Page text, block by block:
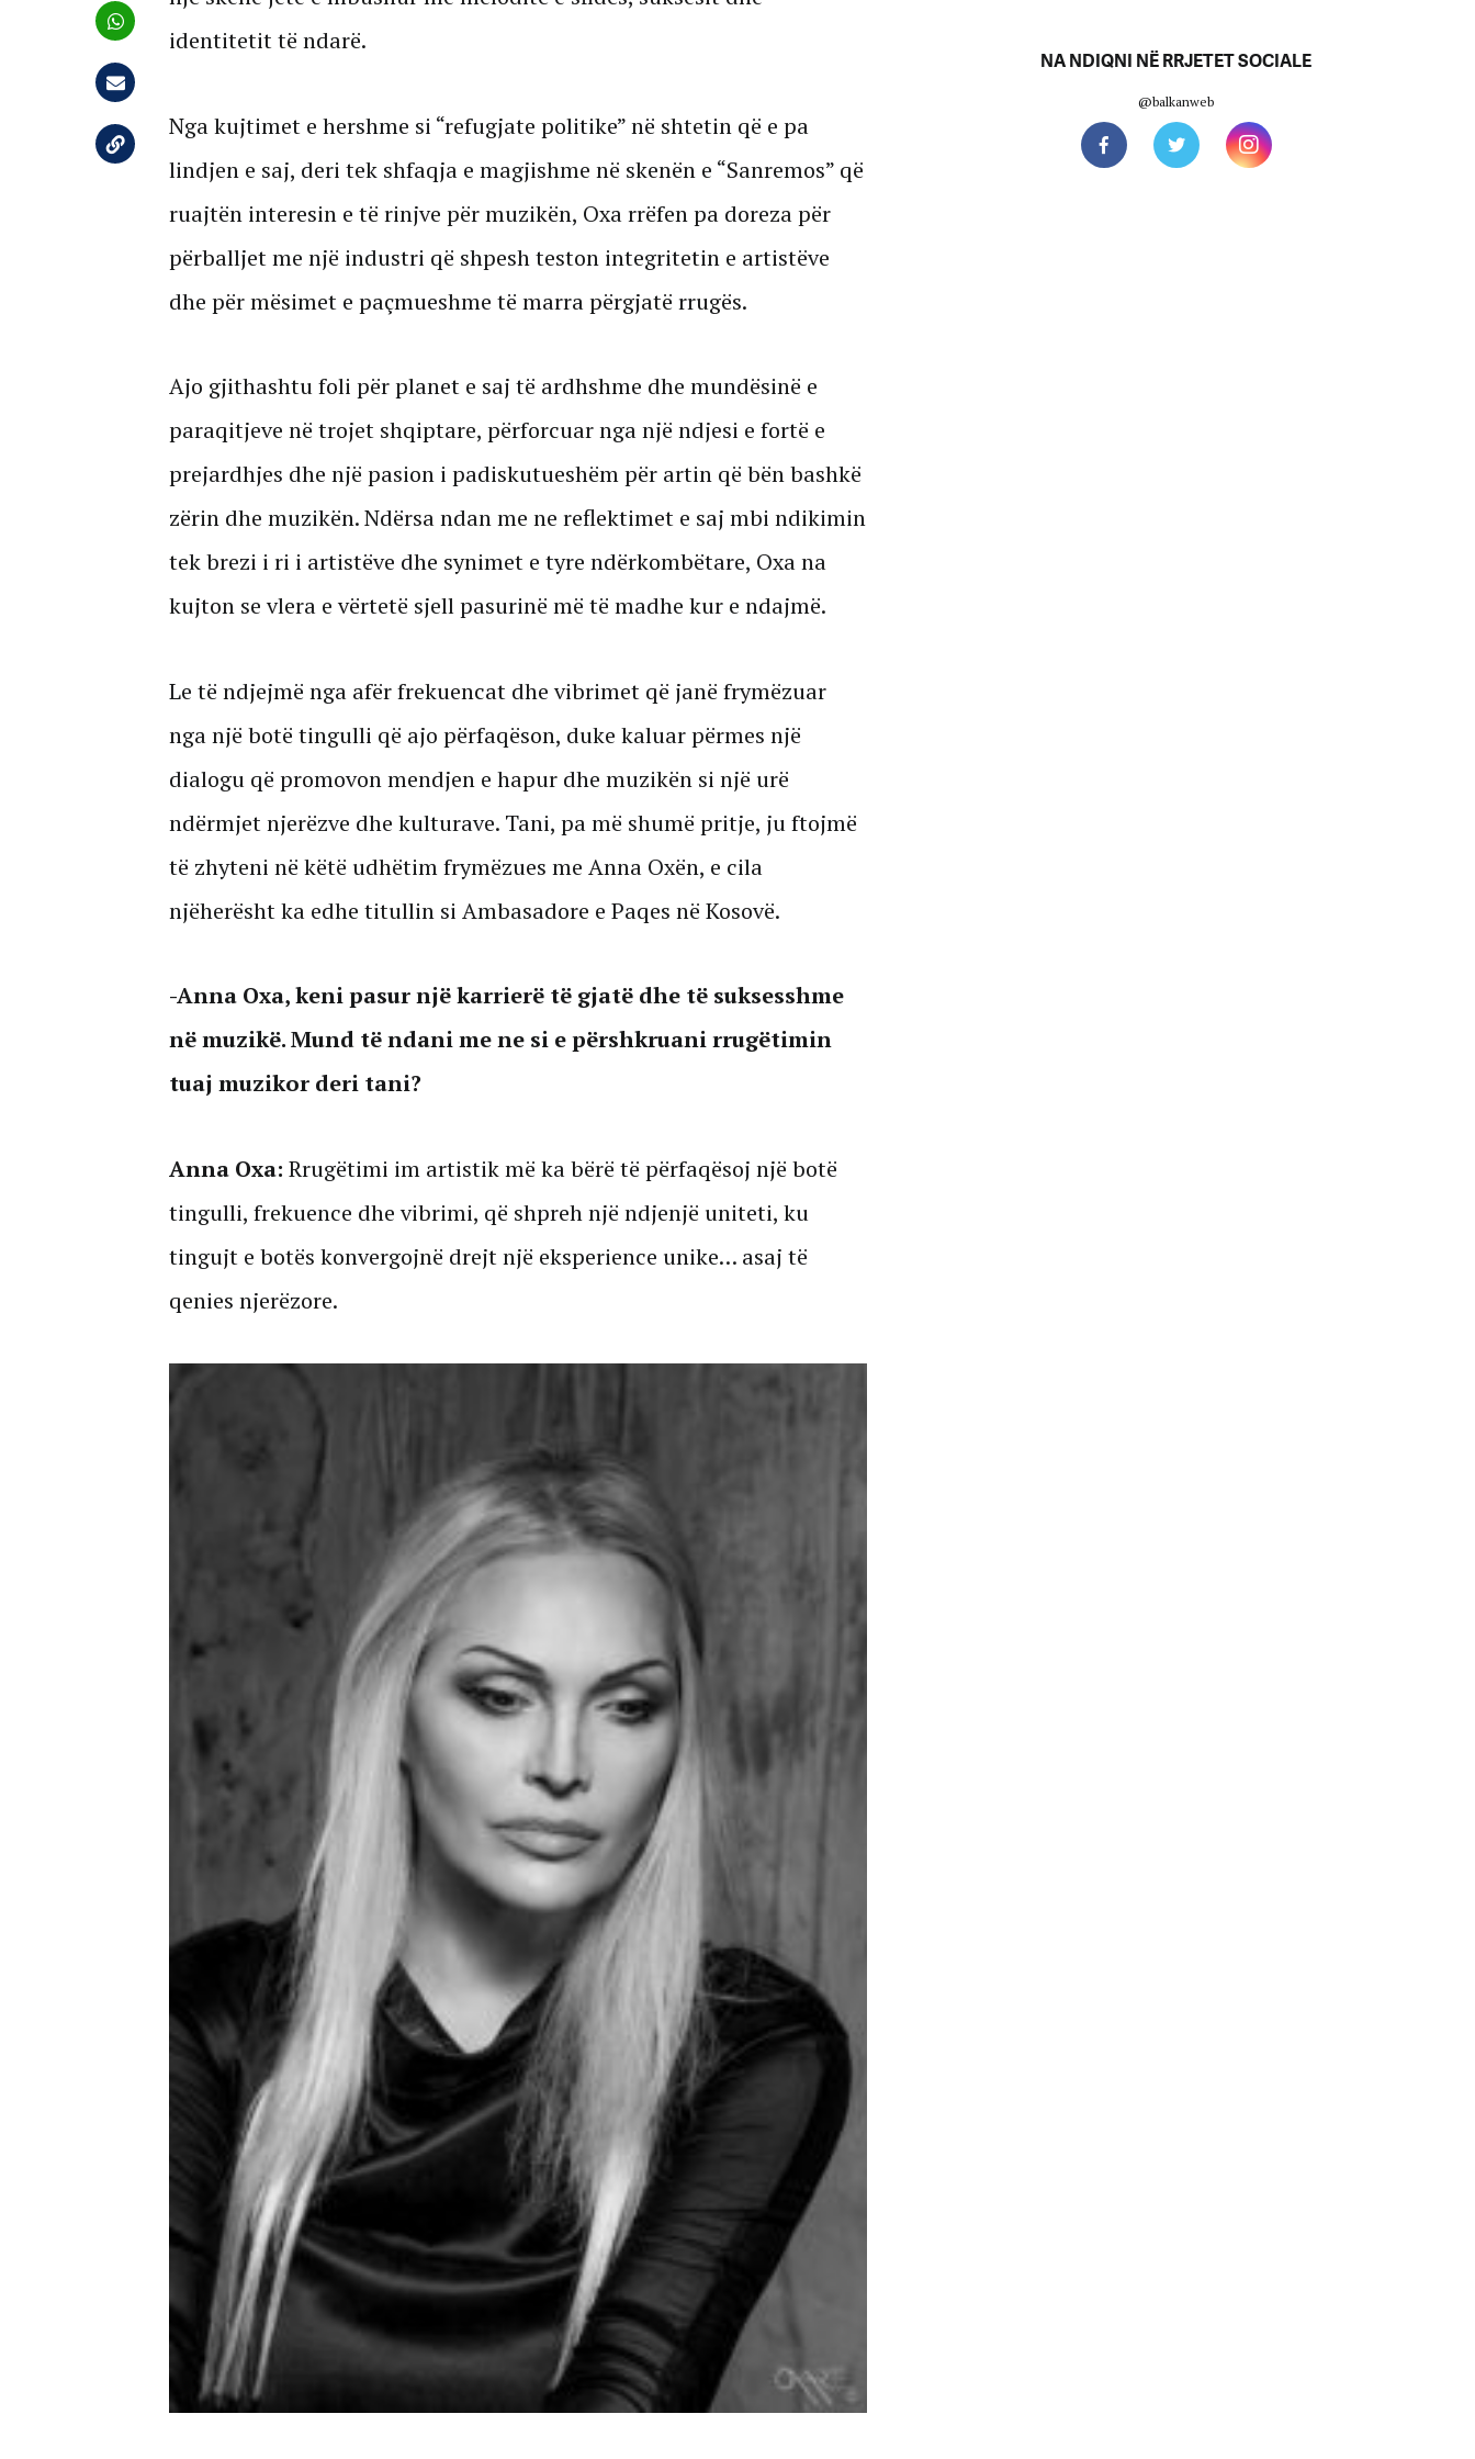
identitetit të ndarë.
Nga kujtimet e hershme si “refugjate politike” në shtetin që e pa
lindjen e saj, deri tek shfaqja e magjishme në skenën e “Sanremos” që
ruajtën interesin e të rinjve për muzikën, Oxa rrëfen pa doreza për
përballjet me një industri që shpesh teston integritetin e artistëve
dhe për mësimet e paçmueshme të marra përgjatë rrugës.
Ajo gjithashtu foli për planet e saj të ardhshme dhe mundësinë e
paraqitjeve në trojet shqiptare, përforcuar nga një ndjesi e fortë e
prejardhjes dhe një pasion i padiskutueshëm për artin që bën bashkë
zërin dhe muzikën. Ndërsa ndan me ne reflektimet e saj mbi ndikimin
tek brezi i ri i artistëve dhe synimet e tyre ndërkombëtare, Oxa na
kujton se vlera e vërtetë sjell pasurinë më të madhe kur e ndajmë.
Le të ndjejmë nga afër frekuencat dhe vibrimet që janë frymëzuar
nga një botë tingulli që ajo përfaqëson, duke kaluar përmes një
dialogu që promovon mendjen e hapur dhe muzikën si një urë
ndërmjet njerëzve dhe kulturave. Tani, pa më shumë pritje, ju ftojmë
të zhyteni në këtë udhëtim frymëzues me Anna Oxën, e cila
njëherësht ka edhe titullin si Ambasadore e Paqes në Kosovë.
-Anna Oxa, keni pasur një karrierë të gjatë dhe të suksesshme
në muzikë. Mund të ndani me ne si e përshkruani rrugëtimin
tuaj muzikor deri tani?
Anna Oxa: Rrugëtimi im artistik më ka bërë të përfaqësoj një botë
tingulli, frekuence dhe vibrimi, që shpreh një ndjenjë uniteti, ku
tingujt e botës konvergojnë drejt një eksperience unike… asaj të
qenies njerëzore.
NA NDIQNI NË RRJETET SOCIALE
@balkanweb